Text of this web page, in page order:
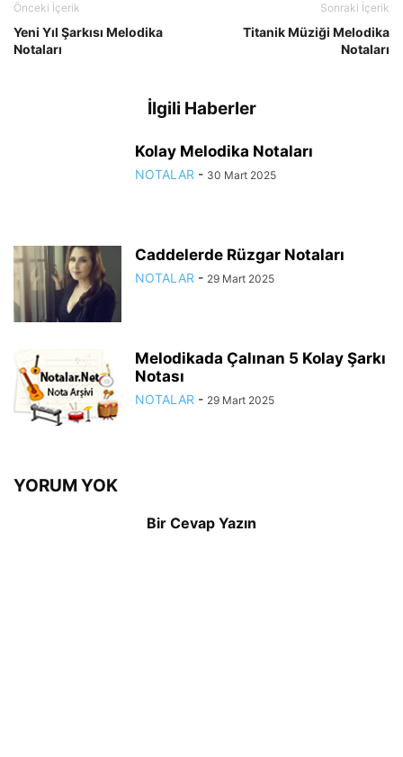
Önceki İçerik
Yeni Yıl Şarkısı Melodika
Notaları
Sonraki İçerik
Titanik Müziği Melodika
Notaları
İlgili Haberler
Kolay Melodika Notaları
NOTALAR - 30 Mart 2025
Caddelerde Rüzgar Notaları
NOTALAR - 29 Mart 2025
Melodikada Çalınan 5 Kolay Şarkı
Notası
NOTALAR - 29 Mart 2025
YORUM YOK
Bir Cevap Yazın